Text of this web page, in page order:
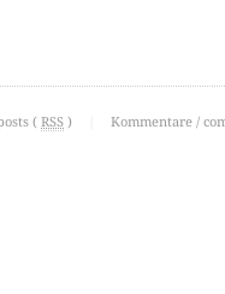
( RSS ) Kommentare /